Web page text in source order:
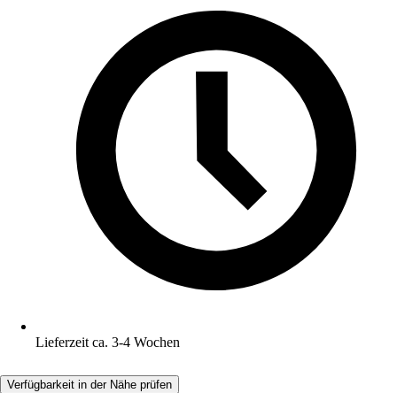
Lieferzeit ca. 3-4 Wochen
Verfügbarkeit in der Nähe prüfen